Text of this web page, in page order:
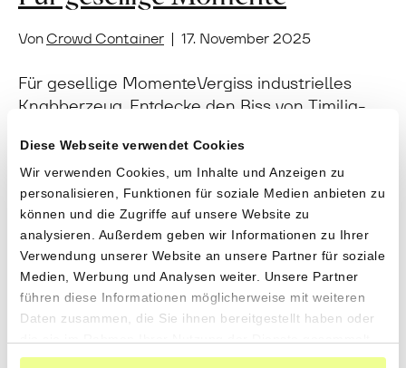
Diese Webseite verwendet Cookies
Wir verwenden Cookies, um Inhalte und Anzeigen zu
personalisieren, Funktionen für soziale Medien anbieten zu
können und die Zugriffe auf unsere Website zu
analysieren. Außerdem geben wir Informationen zu Ihrer
Verwendung unserer Website an unsere Partner für soziale
Medien, Werbung und Analysen weiter. Unsere Partner
führen diese Informationen möglicherweise mit weiteren
Daten zusammen, die Sie ihnen bereitgestellt haben oder
haben.
VonCrowd Container | 17. November 2025
Für gesellige MomenteVergiss industrielles
Knabberzeug. Entdecke den Biss von Timilia-
die Reinheit unserer Bio-Weine. Für einen
Feierabend voller Energie und ohne
Kompromisse. «Manzanilla» Oliven mit
Bergkräuternvon Tierra y Libertad aus
Fuenteheridos,
Andalusien280gCHF 6.90CHF 2.46 pro 100gIn
den Warenkorb«Manzanilla» Oliven naturevon
Tierra y Libertad aus Fuenteheridos,
Andalusien280gCHF 6.90CHF 2.46 pro 100gIn
den WarenkorbOlivenöl «Arbequina» Extra…